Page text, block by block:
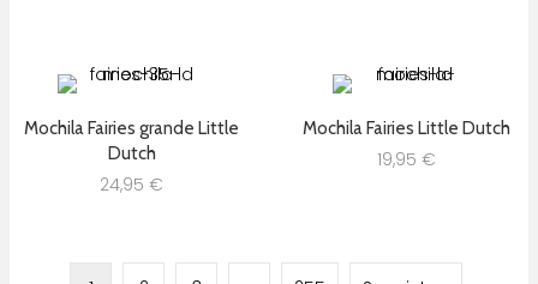
Mochila Fairies grande Little
Dutch
24,95 €
Mochila Fairies Little Dutch
19,95 €